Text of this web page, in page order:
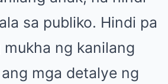
sa publiko. Hindi pa
ng kanilang
mga detalye ng